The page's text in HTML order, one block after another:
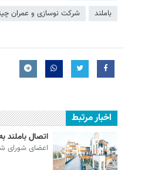
باملند شرکت نوسازی و عمران
اخبار مرتبط
اتصال
اعضای شورای